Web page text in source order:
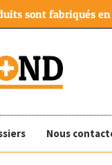
sont fabriqués en
Nous